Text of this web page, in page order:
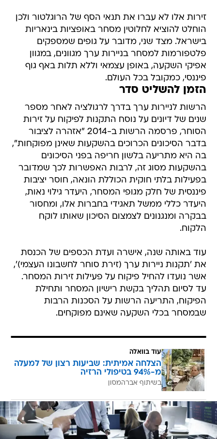
זירות אלו לא עברו את תנאי הסף של הרוגלטור ולכן
הוחלט להוציא לחלוטין מסחר באופציות בינאריות
בישראל. מצד שני, מדובר על גופים שמספקים
פלטפורמות למסחר בניירות ערך מגוונים, במגוון
אפיקי השקעה, באופן עצמאי וללא תלות באף גוף
פיננסי, כמקובל בכל העולם.
הזמן להשליט סדר
הרשות לניירות ערך בדרך לרגולציה לאחר מספר
שנים של דיונים על נוסח התקנות לפיקוח על זירות
הסוחר, פרסמה הרשות ב-2014 "אזהרה לציבור
בדבר הסיכונים הכרוכים בהשקעות שאינן מפוקחות",
בה היא מתריעה בלשון חריפה בפני הסיכונים
בהשקעות מסוג זה, לרבות האפשרות לכך שמדובר
בפעילות בלתי חוקית הכוללת הונאה, חוסר יציבות
פיננסית של חלק מגופי המסחר, היעדר גילוי נאות,
היעדר כללי ממשל תאגידי בחברות אלו, ומחסור
בבקרה ומנגנונים לצמצום הסיכון שאותו לוקח
הלקוח.
עוד באותה שנה, אישרה ועדת הכספים של הכנסת
את 'תקנות ניירות ערך (זירת סוחר לחשבונו העצמי)',
אשר נועדו להחיל פיקוח על פעילות זירות המסחר.
עד לסיום תהליך בקשת רישיון המסחר ותחילת
הפיקוח, התריעה הרשות על הסכנות הרבות
שבמסחר בכלי השקעה שאינם מפוקחים.
עוד בוואלה
הצלחה אמיתית: שביעות רצון של למעלה
מ-94% בטיפולי הרזיה
בשיתוף אברהמסון